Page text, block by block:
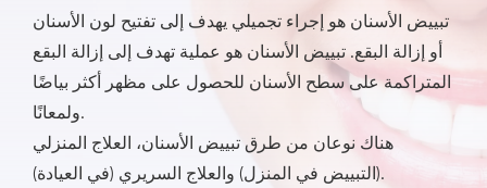
تبييض الأسنان هو إجراء تجميلي يهدف إلى تفتيح لون الأسنان
أو إزالة البقع. تبييض الأسنان هو عملية تهدف إلى إزالة البقع
المتراكمة على سطح الأسنان للحصول على مظهر أكثر بياضًا
ولمعانًا.
هناك نوعان من طرق تبييض الأسنان، العلاج المنزلي
(التبييض في المنزل) والعلاج السريري (في العيادة).